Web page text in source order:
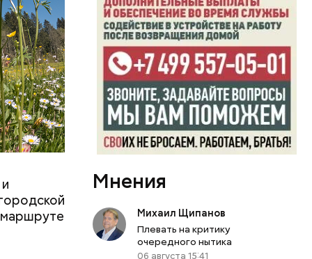
маршруте
века с
Мнения
Михаил Щипанов
Плевать на критику
очередного нытика
06 августа 15:41